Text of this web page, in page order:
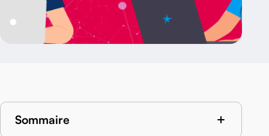
>
Sommaire